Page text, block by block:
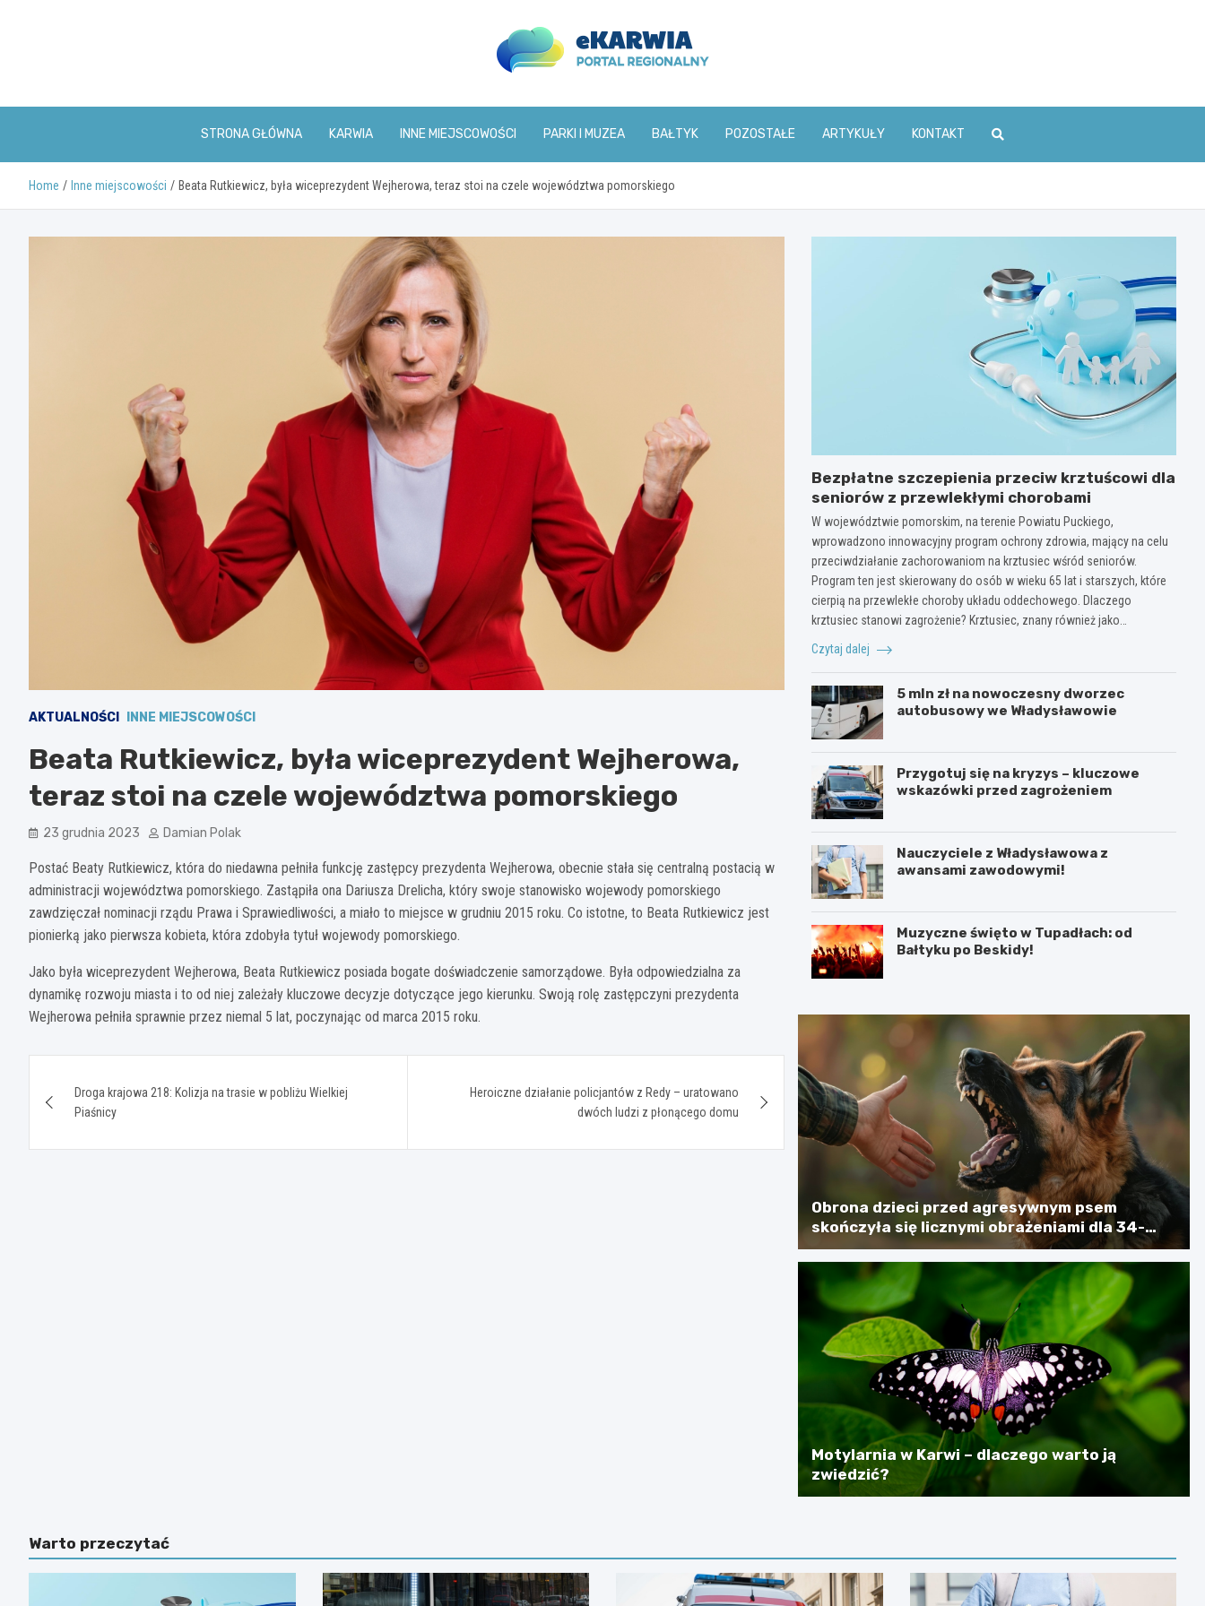
www.ekarwia.pl
STRONA GŁÓWNA KARWIA INNE MIEJSCOWOŚCI PARKI I MUZEA BAŁTYK POZOSTAŁE ARTYKUŁY KONTAKT
Home Inne miejscowości Beata Rutkiewicz, była wiceprezydent Wejherowa, teraz stoi na czele województwa pomorskiego
AKTUALNOŚCI INNE MIEJSCOWOŚCI
Beata Rutkiewicz, była wiceprezydent Wejherowa,
teraz stoi na czele województwa pomorskiego
23 grudnia 2023 Damian Polak
Postać Beaty Rutkiewicz, która do niedawna pełniła funkcję zastępcy prezydenta Wejherowa, obecnie stała się centralną postacią w
administracji województwa pomorskiego. Zastąpiła ona Dariusza Drelicha, który swoje stanowisko wojewody pomorskiego
zawdzięczał nominacji rządu Prawa i Sprawiedliwości, a miało to miejsce w grudniu 2015 roku. Co istotne, to Beata Rutkiewicz jest
pionierką jako pierwsza kobieta, która zdobyła tytuł wojewody pomorskiego.
Jako była wiceprezydent Wejherowa, Beata Rutkiewicz posiada bogate doświadczenie samorządowe. Była odpowiedzialna za
dynamikę rozwoju miasta i to od niej zależały kluczowe decyzje dotyczące jego kierunku. Swoją rolę zastępczyni prezydenta
Wejherowa pełniła sprawnie przez niemal 5 lat, poczynając od marca 2015 roku.
wpisuDroga krajowa 218: Kolizja na trasie w pobliżu Wielkiej
Piaśnicy
Heroiczne działanie policjantów z Redy – uratowano
dwóch ludzi z płonącego domu
Bezpłatne szczepienia przeciw krztuścowi dla
seniorów z przewlekłymi chorobami
W województwie pomorskim, na terenie Powiatu Puckiego,
wprowadzono innowacyjny program ochrony zdrowia, mający na celu
przeciwdziałanie zachorowaniom na krztusiec wśród seniorów.
Program ten jest skierowany do osób w wieku 65 lat i starszych, które
cierpią na przewlekłe choroby układu oddechowego. Dlaczego
krztusiec stanowi zagrożenie? Krztusiec, znany również jako…
Czytaj dalej
5 mln zł na nowoczesny dworzec
autobusowy we Władysławowie
Przygotuj się na kryzys – kluczowe
wskazówki przed zagrożeniem
Nauczyciele z Władysławowa z
awansami zawodowymi!
Muzyczne święto w Tupadłach: od
Bałtyku po Beskidy!
Obrona dzieci przed agresywnym psem
skończyła się licznymi obrażeniami dla 34-
latki
Motylarnia w Karwi – dlaczego warto ją
zwiedzić?
Warto przeczytać